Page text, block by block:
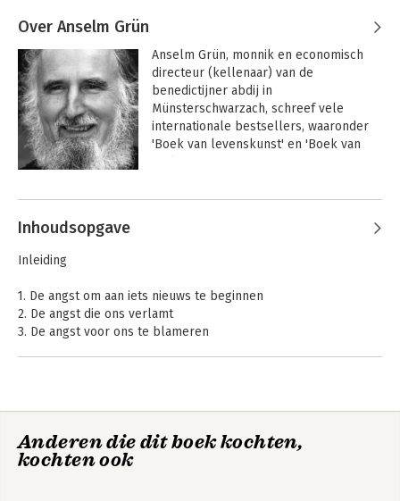
Over Anselm Grün
Anselm Grün, monnik en economisch
directeur (kellenaar) van de
benedictijner abdij in
Münsterschwarzach, schreef vele
internationale bestsellers, waaronder
'Boek van levenskunst' en 'Boek van
Andere boeken door Anselm Grün
monnik
leidinggeven
Inhoudsopgave
Inleiding
1. De angst om aan iets nieuws te beginnen
2. De angst die ons verlamt
3. De angst voor ons te blameren
9. De angst om geen vaste grond onder de voeten te hebben
10. De angst voor God
Anderen die dit boek kochten,
kochten ook